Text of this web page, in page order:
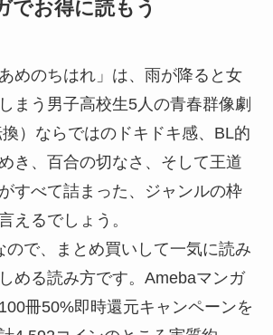
でお得に読もう
めのちはれ」は、雨が降ると女
まう男子高校生5人の青春群像劇
）ならではのドキドキ感、BL的
き、百合の切なさ、そして王道
すべて詰まった、ジャンルの枠
えるでしょう。
ので、まとめ買いして一気に読み
める読み方です。Amebaマンガ
冊50%即時還元キャンペーンを